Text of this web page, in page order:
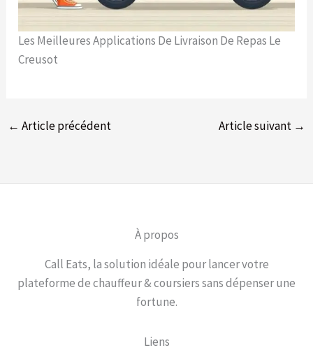
Les Meilleures Applications De Livraison De Repas Le
Creusot
← Article précédent Article suivant →
À propos
Call Eats, la solution idéale pour lancer votre
plateforme de chauffeur & coursiers sans dépenser une
fortune.
Liens